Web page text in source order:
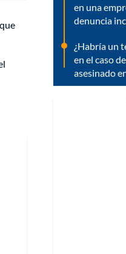
en una
denuncia
¿Habría un
en el caso
asesinado